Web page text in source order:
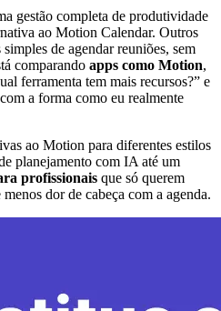
gestão completa de produtividade
ao Motion Calendar. Outros
de agendar reuniões, sem
comparando apps como Motion,
ferramenta tem mais recursos?” e
a forma como eu realmente
ao Motion para diferentes estilos
planejamento com IA até um
profissionais que só querem
dor de cabeça com a agenda.